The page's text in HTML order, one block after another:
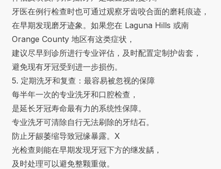
牙医在例行检查时也可通过观察牙齿咬合面的磨耗痕迹，
在早期发现磨牙迹象。如果您在 Laguna Hills 或南
Orange County 地区有这类症状，
建议尽早到诊所进行专业评估，及时配置定制护齿套，
避免现有牙冠受到进一步损伤。
5. 定期洗牙和复查：最容易被忽视的保障
每半年一次的专业洗牙和口腔检查 ，
是延长牙冠寿命最有力的系统性保障。
专业洗牙可清除自行无法刷除的牙结石。
防止牙龈萎缩导致冠缘暴露。X
光检查则能在早期发现牙冠下方的继发龋，
及时处理可以避免整颗重做。